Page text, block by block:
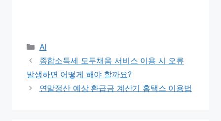
Categories
AI
종합소득세 모두채움 서비스 이용 시 오류
발생하면 어떻게 해야 할까요?
연말정산 예상 환급금 계산기 홈택스 이용법